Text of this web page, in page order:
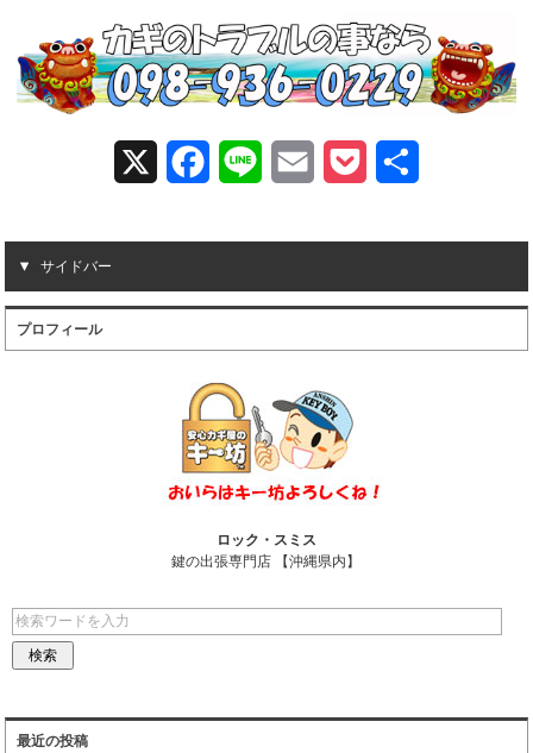
c
e
o
k
n
e
a
i
c
k
サイドバー
プロフィール
ロック・スミス
鍵の出張専門店 【沖縄県内】
最近の投稿